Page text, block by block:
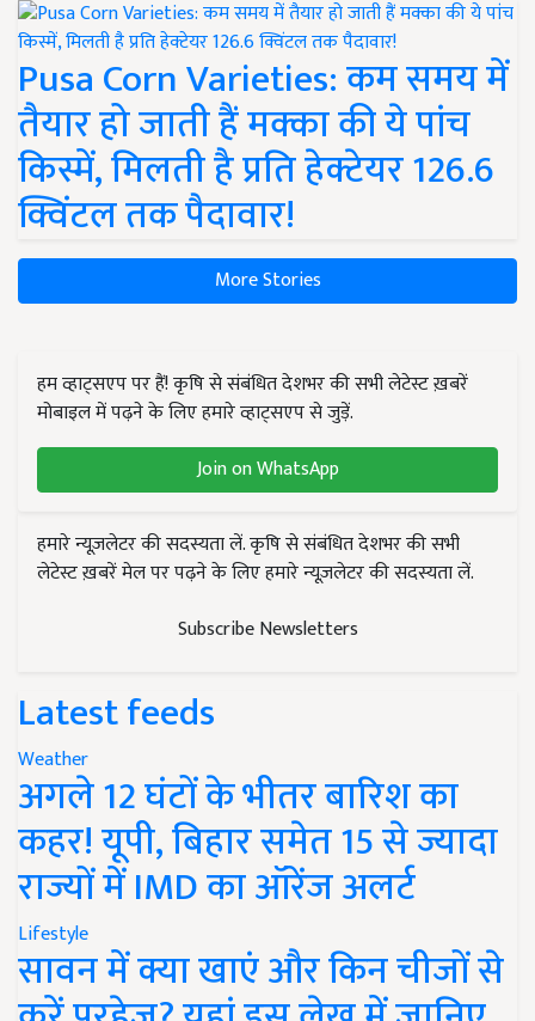
Pusa Corn Varieties: कम समय में
तैयार हो जाती हैं मक्का की ये पांच
किस्में, मिलती है प्रति हेक्टेयर 126.6
क्विंटल तक पैदावार!
More Stories
हम व्हाट्सएप पर हैं! कृषि से संबंधित देशभर की सभी लेटेस्ट ख़बरें
मोबाइल में पढ़ने के लिए हमारे व्हाट्सएप से जुड़ें.
Join on WhatsApp
हमारे न्यूज़लेटर की सदस्यता लें. कृषि से संबंधित देशभर की सभी
लेटेस्ट ख़बरें मेल पर पढ़ने के लिए हमारे न्यूज़लेटर की सदस्यता लें.
Subscribe Newsletters
Latest feeds
Weather
अगले 12 घंटों के भीतर बारिश का
कहर! यूपी, बिहार समेत 15 से ज्यादा
राज्यों में IMD का ऑरेंज अलर्ट
Lifestyle
सावन में क्या खाएं और किन चीजों से